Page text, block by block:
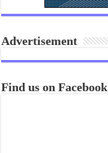
Advertisement
Find us on Facebook